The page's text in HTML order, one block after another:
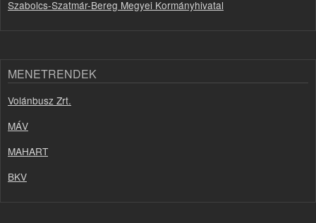
Szabolcs-Szatmár-Bereg Megyei Kormányhivatal
MENETRENDEK
Volánbusz Zrt.
MÁV
MAHART
BKV